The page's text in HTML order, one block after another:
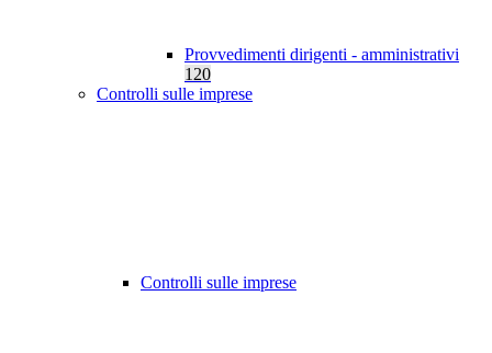
Provvedimenti dirigenti - amministrativi
120
Controlli sulle imprese
Controlli sulle imprese